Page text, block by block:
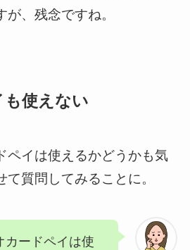
、残念ですね。
も使えない
ペイは使えるかどうかも気
質問してみることに。
カードペイは使